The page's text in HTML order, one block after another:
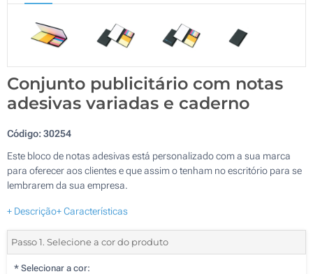
Conjunto publicitário com notas
adesivas variadas e caderno
Código:30254
Este bloco de notas adesivas está personalizado com a sua marca
para oferecer aos clientes e que assim o tenham no escritório para se
lembrarem da sua empresa.
+ Descrição+ Características
Passo 1. Selecione a cor do produto
* Selecionar a cor: